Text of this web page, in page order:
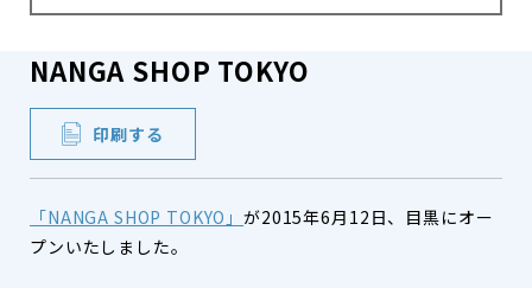
NANGA SHOP TOKYO
印刷する
「NANGA SHOP TOKYO」が2015年6月12日、目黒にオー
プンいたしました。